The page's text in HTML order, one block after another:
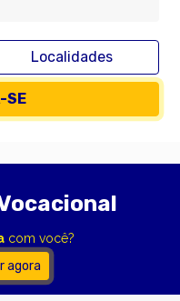
Localidades
SE
com você?
agora